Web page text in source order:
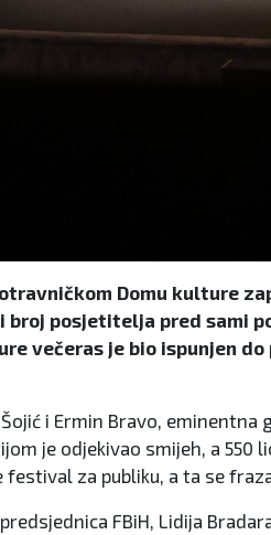
Domu kulture
posjetitelja pred sami
večeras je bio ispunjen
i Ermin Bravo,
je odjekivao smijeh, a
za publiku, a ta se
FBiH, Lidija